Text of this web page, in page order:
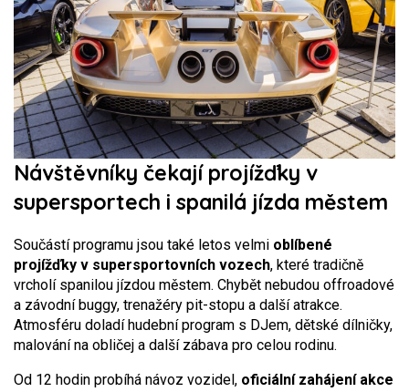
Návštěvníky čekají projížďky v
supersportech i spanilá jízda městem
Součástí programu jsou také letos velmi oblíbené
projížďky v supersportovních vozech, které tradičně
vrcholí spanilou jízdou městem. Chybět nebudou offroadové
a závodní buggy, trenažéry pit-stopu a další atrakce.
Atmosféru doladí hudební program s DJem, dětské dílničky,
malování na obličej a další zábava pro celou rodinu.
Od 12 hodin probíhá návoz vozidel, oficiální zahájení akce